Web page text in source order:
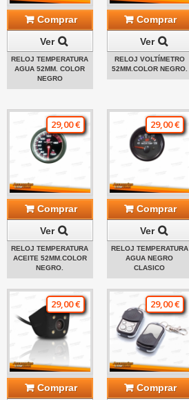
Comprar
Ver
RELOJ TEMPERATURA
AGUA 52MM. COLOR
NEGRO
Comprar
Ver
RELOJ VOLTÍMETRO
52MM.COLOR NEGRO.
29,00 €
Comprar
Ver
RELOJ TEMPERATURA
ACEITE 52MM.COLOR
NEGRO.
29,00 €
Comprar
Ver
RELOJ TEMPERATURA
AGUA NEGRO
CLASICO
29,00 €
Comprar
29,00 €
Comprar